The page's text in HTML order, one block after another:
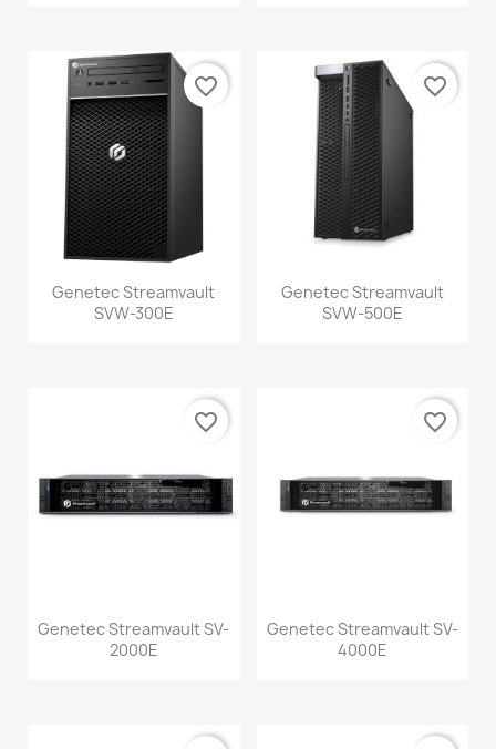
Genetec Streamvault
SVW-300E
favorite_border
Genetec Streamvault
SVW-500E
favorite_border
Genetec Streamvault SV-
2000E
favorite_border
Genetec Streamvault SV-
4000E
favorite_border